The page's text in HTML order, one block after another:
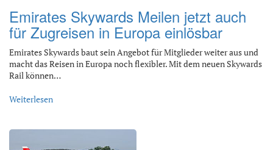
Emirates Skywards Meilen jetzt auch
für Zugreisen in Europa einlösbar
Emirates Skywards baut sein Angebot für Mitglieder weiter aus und
macht das Reisen in Europa noch flexibler. Mit dem neuen Skywards
Rail können…
Weiterlesen